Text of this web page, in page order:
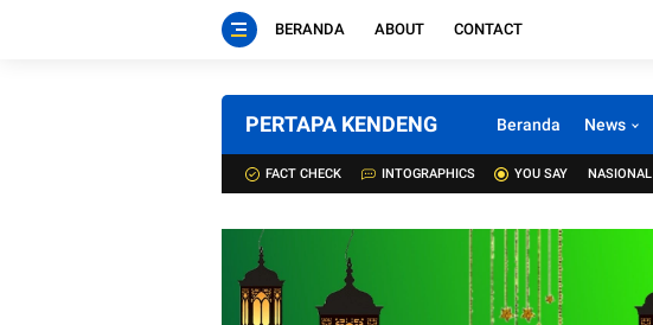
BERANDA ABOUT CONTACT
PERTAPA KENDENG Beranda News
FACT CHECK INTOGRAPHICS YOU SAY NASIONAL